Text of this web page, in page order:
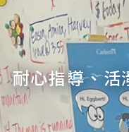
耐心指導、活